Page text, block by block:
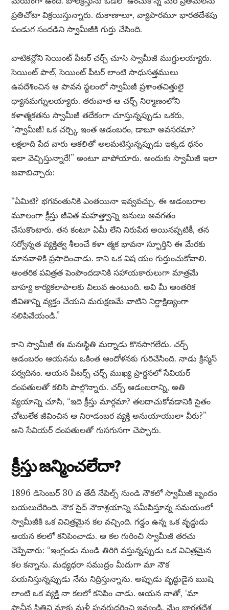
ప్రతిచోటా విక్రయిస్తున్నారు. దుకాణాలూ, వ్యాపారమూ భారతదేశపు
పండుగ సందడిని స్వామీజీకి గుర్తు చేసింది.
వాటికన్లోని సెయింట్ పీటర్ చర్చ్ చూసి స్వామీజీ ముగ్ధులయ్యారు.
సెయింట్ పాల్, సెయింట్ పీటర్ లాంటి సాధుసత్తములు
ఉపదేశించిన ఆ పావన స్థలంలో స్వామీజీ ప్రశాంతచిత్తులై
ధ్యానమగ్నులయ్యారు. తరువాత ఆ చర్చ్ నిర్మాణంలోని
కళాత్మకతను స్వామీజీ తదేకంగా చూస్తున్నప్పుడు ఒకరు,
“స్వామీజీ! ఒక చర్చ్కి ఇంత ఆడంబరం, డాబూ అవసరమా?
లక్షలాది పేద వారు ఆకలితో అలమటిస్తున్నప్పుడు ఇక్కడ ధనం
ఇలా వెచ్చిస్తున్నారే!” అంటూ వాపోయారు. అందుకు స్వామీజీ ఇలా
జవాబిచ్చారు:
“ఏమిటి? భగవంతునికి ఎంతయినా ఇవ్వవచ్చు. ఈ ఆడంబరాల
మూలంగా క్రీస్తు జీవిత మహత్త్వాన్ని జనులు అవగతం
చేసుకొంటారు. తన కంటూ ఏమీ లేని నిరుపేద అయినప్పటికీ, తన
సర్వోన్నత వ్యక్తిత్వ శీలంచే కళా త్మక భావనా స్ఫూర్తిని ఈ మేరకు
మానవాళికి ప్రసాదించాడు. కాని ఒక విష యం గుర్తుంచుకోవాలి.
ఆంతరిక పవిత్రత పెంపొందడానికి సహాయకారులుగా మాత్రమే
బాహ్య కార్యకలాపాలకు విలువ ఉంటుంది. అవి మీ ఆంతరిక
జీవితాన్ని వ్యక్తం చేయని మరుక్షణమే వాటిని నిర్దాక్షిణ్యంగా
నలిపివేయండి.”
కాని స్వామీజీ ఈ మనఃస్థితి మర్నాడు కొనసాగలేదు. చర్చ్
ఆడంబరం ఆయనను ఒకింత ఆందోళనకు గురిచేసింది. నాడు క్రిస్మస్
పర్వదినం. ఆయన పీటర్స్ చర్చ్ ముఖ్య ప్రార్థనలో సేవియర్
దంపతులతో కలిసి పాల్గొన్నారు. చర్చ్ ఆడంబరాన్ని, అతి
వ్యయాన్ని చూసి, “ఇది క్రీస్తు మార్గమా? తలదాచుకోవడానికి సైతం
చోటులేక జీవించిన ఆ నిరాడంబర వ్యక్తి అనుయాయులా వీరు?”
అని సేవియర్ దంపతులతో గుసగుసగా చెప్పారు.
క్రీస్తు జన్మించలేదా?
1896 డిసెంబర్ 30 వ తేదీ నేపిల్స్ నుండి నౌకలో స్వామీజీ బృందం
బయలుదేరింది. నౌక సైద్ నౌకాశ్రయాన్ని సమీపిస్తూన్న సమయంలో
స్వామీజీకి ఒక విచిత్రమైన కల వచ్చింది. గడ్డం ఉన్న ఒక వృద్ధుడు
ఆయన కలలో కనిపించాడు. ఆ కల గురించి స్వామీజీ తరచు
చెప్పేవారు: “ఇంగ్లండు నుండి తిరిగి వస్తున్నప్పుడు ఒక విచిత్రమైన
కల కన్నాను. మధ్యధరా సముద్రం మీదుగా మా నౌక
పయనిస్తున్నప్పుడు నేను నిద్రిస్తున్నాను. అప్పుడు వృద్ధుడైన ఋషి
లాంటి ఒక వ్యక్తి నా కలలో కనిపిం చాడు. ఆయన నాతో, ‘మా
ప్రాచీన స్థితిని మాకు మళ్లీ పునరుద్ధరించి ఇవ్వండి. మేం భారతదేశ